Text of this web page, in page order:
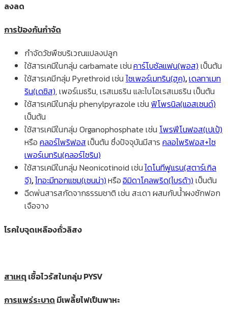
ลงลด
การป้องกันกำจัด
กำจัดวัชพืชบริเวณแปลงปลูก
ใช้สารเคมีในกลุ่ม carbamate เช่นคาร์โบซัลแฟน(พอส) เป็นต้น
ใช้สารเคมีกลุ่ม Pyrethroid เช่น ไซเพอร์เมทริน(ฮุค),เดลทาเมท
ริน(เดซิส), เพอร์เมธริน, เรสเมธริน และไบโอเรสเมธริน เป็นต้น
ใช้สารเคมีในกลุ่ม phenylpyrazole เช่น ฟิโพรนิล(แอสเซนด์)
เป็นต้น
ใช้สารเคมีในกลุ่ม Organophosphate เช่น โพรฟีโนฟอส(เปเป้)
หรือ คลอร์ไพริฟอสเป็นต้น ซึ่งปัจจุบันมีสาร คลอไพริฟอส+ไซ
เพอร์เมทริน(คลอร์ไซริน)
ใช้สารเคมีในกลุ่ม Neonicotinoid เช่นไดโนทีฟูแรน(สตาร์เกิล
จี),ไทอะมีทอกแซม(เซนน่า)หรืออิมิดาโคลพริด(ไบรด้า) เป็นต้น
ฉีดพ่นสารสกัดจากธรรมชาติ เช่น สะเดา ผสมกับน้ำผงซักฟอก
เจือจาง
โรคใบจุดเหลืองถั่วลิสง
สาเหตุเชื้อไวรัสในกลุ่ม PYSV
การแพร่ระบาด มีเพลี้ยไฟเป็นพาหะ